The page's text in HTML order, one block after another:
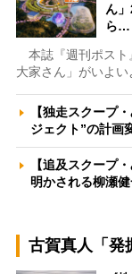
ん
ら…
本誌『週刊ポスト
大家さん」がいよ
【独走スクープ
ジェクト”の計画
【追及スクープ
明かされる柳瀬
古賀真人「発